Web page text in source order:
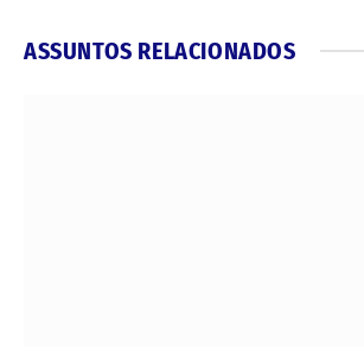
ASSUNTOS RELACIONADOS